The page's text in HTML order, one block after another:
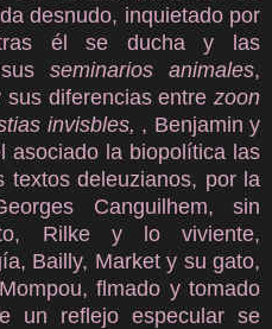
desnudo, inquietado por
él se ducha y las
seminarios animales,
sus diferencias entrezoon
invisbles, , Benjamin y
asociado la biopolítica las
textos deleuzianos, por la
Canguilhem, sin
Rilke y lo viviente,
Bailly, Market y su gato,
flmado y tomado
un reflejo especular se